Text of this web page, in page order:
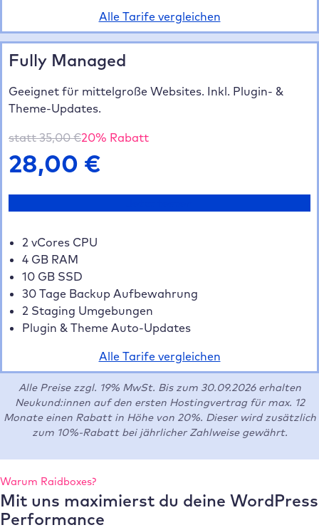
Alle Tarife vergleichen
Fully Managed
Geeignet für mittelgroße Websites. Inkl. Plugin- &
Theme-Updates.
statt35,00€20% Rabatt
28,00 €
2 vCores CPU
4 GB RAM
10 GB SSD
30 Tage Backup Aufbewahrung
2 Staging Umgebungen
Plugin & Theme Auto-Updates
Alle Tarife vergleichen
Alle Preise zzgl. 19% MwSt. Bis zum 30.09.2026 erhalten
Neukund:innen auf den ersten Hostingvertrag für max. 12
Monate einen Rabatt in Höhe von 20%. Dieser wird zusätzlich
zum 10%-Rabatt bei jährlicher Zahlweise gewährt.
Warum Raidboxes?
Mit uns maximierst du deine WordPress
Performance